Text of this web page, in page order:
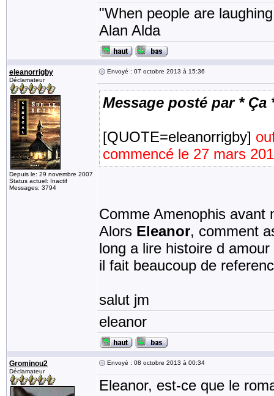
"When people are
Alan Alda
eleanorrigby
Déclamateur
Depuis le: 29 novembre 2007
Status actuel: Inactif
Messages: 3794
Envoyé : 07 octobre 2013 à 15:36
Message posté par * Ça
[QUOTE=eleanorrigby]
commencé le 27 mars
Comme Amenophis avant
Alors Eleanor, comment
long a lire histoire d
il fait beaucoup de
salut jm
eleanor
Grominou2
Déclamateur
Envoyé : 08 octobre 2013 à 00:34
Eleanor, est-ce que le